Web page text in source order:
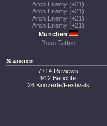
Arch Enemy (+21)
Arch Enemy (+21)
Arch Enemy (+21)
Arch Enemy (+21)
München
Rose Tattoo
Statistics
7714 Reviews
912 Berichte
26 Konzerte/Festivals